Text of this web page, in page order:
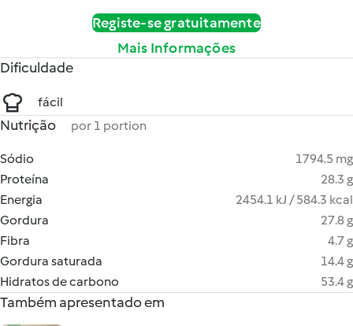
Registe-se gratuitamente
Mais Informações
Dificuldade
fácil
Nutrição por 1 portion
Sódio
1794.5 mg
Proteína
28.3 g
Energia
2454.1 kJ / 584.3 kcal
Gordura
27.8 g
Fibra
4.7 g
Gordura saturada
14.4 g
Hidratos de carbono
53.4 g
Também apresentado em